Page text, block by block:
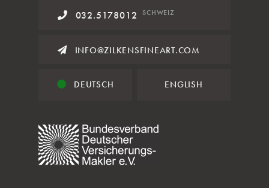
032.5178012 SCHWEIZ
INFO@ZILKENSFINEART.COM
DEUTSCH ENGLISH